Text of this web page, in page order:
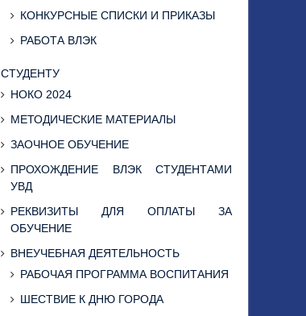
КОНКУРСНЫЕ СПИСКИ И ПРИКАЗЫ
РАБОТА ВЛЭК
СТУДЕНТУ
НОКО 2024
МЕТОДИЧЕСКИЕ МАТЕРИАЛЫ
ЗАОЧНОЕ ОБУЧЕНИЕ
ПРОХОЖДЕНИЕ ВЛЭК СТУДЕНТАМИ
УВД
РЕКВИЗИТЫ ДЛЯ ОПЛАТЫ ЗА
ОБУЧЕНИЕ
ВНЕУЧЕБНАЯ ДЕЯТЕЛЬНОСТЬ
РАБОЧАЯ ПРОГРАММА ВОСПИТАНИЯ
ШЕСТВИЕ К ДНЮ ГОРОДА